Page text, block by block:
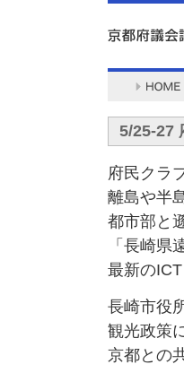
5/25-27
府民クラ
離島や半
都市部と
「長崎県
最新の
長崎市役
観光政策
京都との